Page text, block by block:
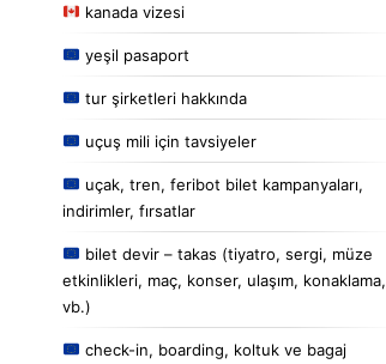
kanada vizesi
yeşil pasaport
tur şirketleri hakkında
uçuş mili için tavsiyeler
uçak, tren, feribot bilet kampanyaları,
indirimler, fırsatlar
bilet devir – takas (tiyatro, sergi, müze
etkinlikleri, maç, konser, ulaşım, konaklama,
vb.)
check-in, boarding, koltuk ve bagaj